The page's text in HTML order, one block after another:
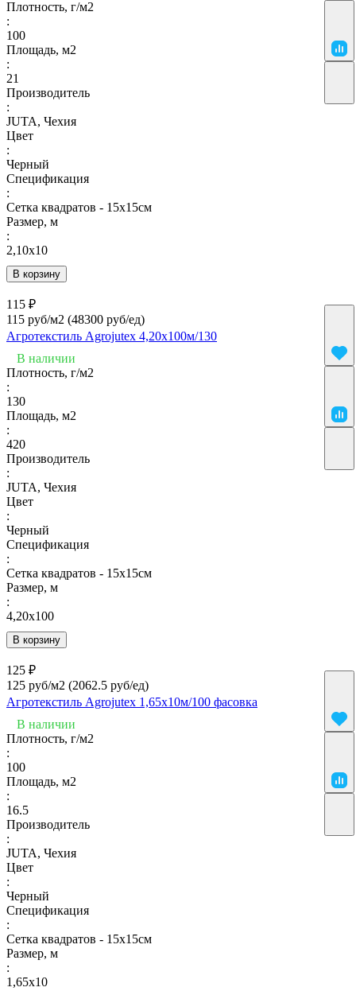
В корзину
Плотность, г/м2
:
100
Площадь, м2
:
21
Производитель
:
JUTA, Чехия
Цвет
:
Черный
Спецификация
:
Сетка квадратов - 15х15см
Размер, м
:
2,10х10
115 ₽
115 руб/м2 (48300 руб/eд)
Агротекстиль Agrojutex 4,20х100м/130
В наличии
В корзину
Плотность, г/м2
:
130
Площадь, м2
:
420
Производитель
:
JUTA, Чехия
Цвет
:
Черный
Спецификация
:
Сетка квадратов - 15х15см
Размер, м
:
4,20х100
125 ₽
125 руб/м2 (2062.5 руб/eд)
Агротекстиль Agrojutex 1,65х10м/100 фасовка
В наличии
Плотность, г/м2
:
100
Площадь, м2
:
16.5
Производитель
:
JUTA, Чехия
Цвет
:
Черный
Спецификация
:
Сетка квадратов - 15х15см
Размер, м
:
1,65х10